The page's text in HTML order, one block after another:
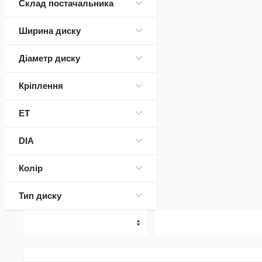
Склад постачальника
Ширина диску
Діаметр диску
Кріплення
ET
DIA
Колір
Тип диску